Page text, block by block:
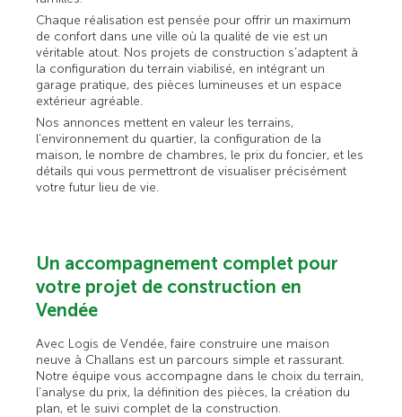
Chaque réalisation est pensée pour offrir un maximum
de confort dans une ville où la qualité de vie est un
véritable atout. Nos projets de construction s’adaptent à
la configuration du terrain viabilisé, en intégrant un
garage pratique, des pièces lumineuses et un espace
extérieur agréable.
Nos annonces mettent en valeur les terrains,
l’environnement du quartier, la configuration de la
maison, le nombre de chambres, le prix du foncier, et les
détails qui vous permettront de visualiser précisément
votre futur lieu de vie.
Un accompagnement complet pour
votre projet de construction en
Vendée
Avec Logis de Vendée, faire construire une maison
neuve à Challans est un parcours simple et rassurant.
Notre équipe vous accompagne dans le choix du terrain,
l’analyse du prix, la définition des pièces, la création du
plan, et le suivi complet de la construction.